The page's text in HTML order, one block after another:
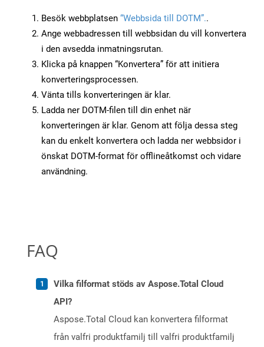
Besök webbplatsen “Webbsida till DOTM”..
Ange webbadressen till webbsidan du vill konvertera
i den avsedda inmatningsrutan.
Klicka på knappen “Konvertera” för att initiera
konverteringsprocessen.
Vänta tills konverteringen är klar.
Ladda ner DOTM-filen till din enhet när
konverteringen är klar. Genom att följa dessa steg
kan du enkelt konvertera och ladda ner webbsidor i
önskat DOTM-format för offlineåtkomst och vidare
användning.
FAQ
Vilka filformat stöds av Aspose.Total Cloud
API?
Aspose.Total Cloud kan konvertera filformat
från valfri produktfamilj till valfri produktfamilj